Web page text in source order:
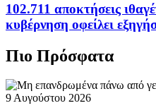
102.711 αποκτήσεις
κυβέρνηση οφείλει
Πιο Πρόσφατα
9 Αυγούστου 2026